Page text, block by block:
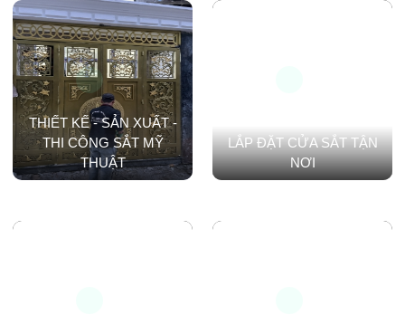
THIẾT KẾ - SẢN XUẤT -
THI CÔNG SẮT MỸ
THUẬT
LẮP ĐẶT CỬA SẮT TẬN
NƠI